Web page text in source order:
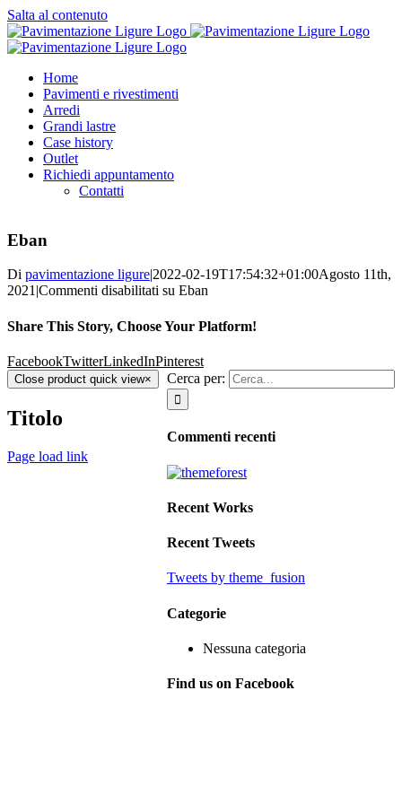
Salta al contenuto
Home
Pavimenti e rivestimenti
Arredi
Grandi lastre
Case history
Outlet
Richiedi appuntamento
Contatti
Eban
Di pavimentazione ligure|2022-02-19T17:54:32+01:00Agosto 11th,
2021|Commenti disabilitati su Eban
Share This Story, Choose Your Platform!
FacebookTwitterLinkedInPinterest
Cerca per:
Commenti recenti
Recent Works
Recent Tweets
Tweets by theme_fusion
Categorie
Nessuna categoria
Find us on Facebook
Close product quick view×
Titolo
Page load link